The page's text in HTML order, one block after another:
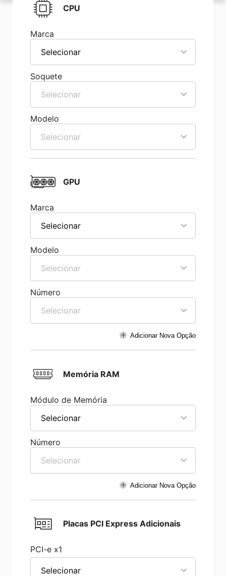
CPU
Marca
Selecionar
Soquete
Selecionar
Modelo
Selecionar
GPU
Marca
Selecionar
Modelo
Selecionar
Número
Selecionar
Adicionar Nova Opção
Memória RAM
Módulo de Memória
Selecionar
Número
Selecionar
Adicionar Nova Opção
Placas PCI Express Adicionais
PCI-e x1
Selecionar